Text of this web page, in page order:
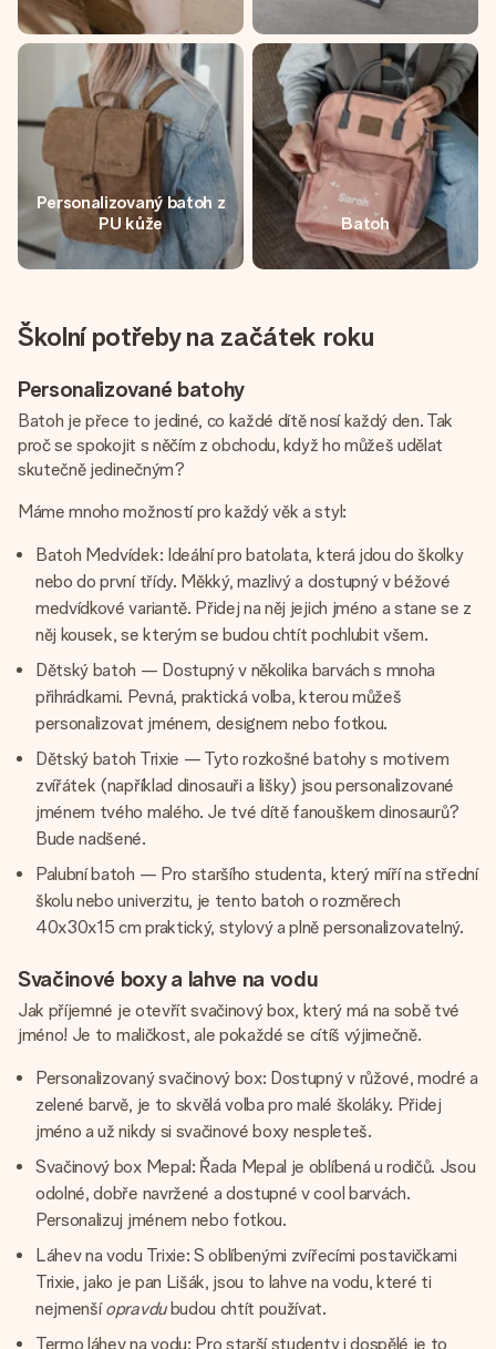
Personalizovaný batoh z
PU kůže
Batoh
Školní potřeby na začátek roku
Personalizované batohy
Batoh je přece to jediné, co každé dítě nosí každý den. Tak
proč se spokojit s něčím z obchodu, když ho můžeš udělat
skutečně jedinečným?
Máme mnoho možností pro každý věk a styl:
Batoh Medvídek: Ideální pro batolata, která jdou do školky
nebo do první třídy. Měkký, mazlivý a dostupný v béžové
medvídkové variantě. Přidej na něj jejich jméno a stane se z
něj kousek, se kterým se budou chtít pochlubit všem.
Dětský batoh — Dostupný v několika barvách s mnoha
přihrádkami. Pevná, praktická volba, kterou můžeš
personalizovat jménem, designem nebo fotkou.
Dětský batoh Trixie — Tyto rozkošné batohy s motivem
zvířátek (například dinosauři a lišky) jsou personalizované
jménem tvého malého. Je tvé dítě fanouškem dinosaurů?
Bude nadšené.
Palubní batoh — Pro staršího studenta, který míří na střední
školu nebo univerzitu, je tento batoh o rozměrech
40x30x15 cm praktický, stylový a plně personalizovatelný.
Svačinové boxy a lahve na vodu
Jak příjemné je otevřít svačinový box, který má na sobě tvé
jméno! Je to maličkost, ale pokaždé se cítíš výjimečně.
Personalizovaný svačinový box: Dostupný v růžové, modré a
zelené barvě, je to skvělá volba pro malé školáky. Přidej
jméno a už nikdy si svačinové boxy nespleteš.
Svačinový box Mepal: Řada Mepal je oblíbená u rodičů. Jsou
odolné, dobře navržené a dostupné v cool barvách.
Personalizuj jménem nebo fotkou.
Láhev na vodu Trixie: S oblíbenými zvířecími postavičkami
Trixie, jako je pan Lišák, jsou to lahve na vodu, které ti
nejmenšíopravdubudou chtít používat.
Termo láhev na vodu: Pro starší studenty i dospělé je to